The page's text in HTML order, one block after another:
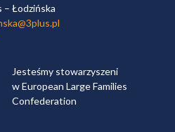
– Łodzińska
Jesteśmy stowarzyszeni
w European Large Families
Confederation